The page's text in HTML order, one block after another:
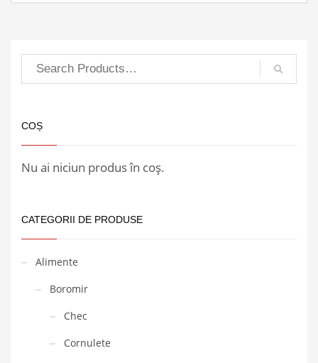
COȘ
Nu ai niciun produs în coș.
CATEGORII DE PRODUSE
Alimente
Boromir
Chec
Cornulete